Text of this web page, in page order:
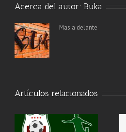
Acerca del autor: Buka
Mas a delante
Artículos relacionados